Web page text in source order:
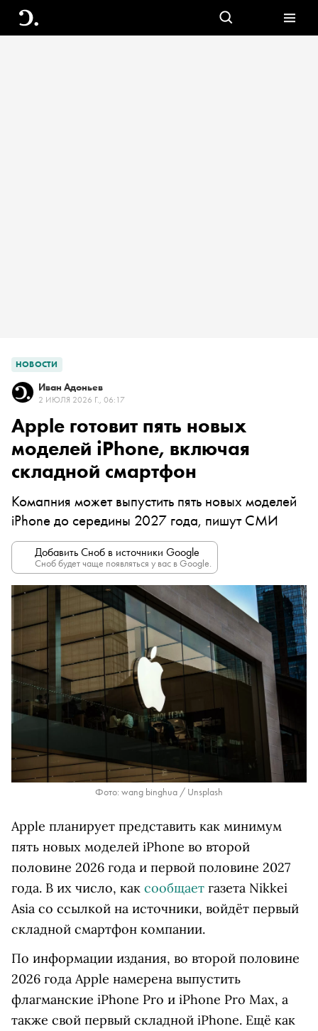
НОВОСТИ
Иван Адоньев
2 ИЮЛЯ 2026 Г., 06:17
Apple готовит пять новых
моделей iPhone, включая
складной смартфон
Комапния может выпустить пять новых моделей
iPhone до середины 2027 года, пишут СМИ
Добавить Сноб в источники Google
Сноб будет чаще появляться у вас в Google.
Фото: wang binghua / Unsplash
Apple планирует представить как минимум
пять новых моделей iPhone во второй
половине 2026 года и первой половине 2027
года. В их число, как сообщает газета Nikkei
Asia со ссылкой на источники, войдёт первый
складной смартфон компании.
По информации издания, во второй половине
2026 года Apple намерена выпустить
флагманские iPhone Pro и iPhone Pro Max, а
также свой первый складной iPhone. Ещё как